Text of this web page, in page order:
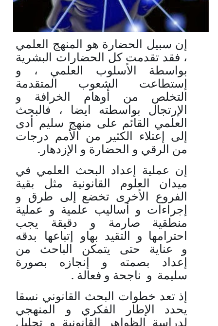
إن سبيل الحضارة هو المنهج العلمي
، فقد تقدمت كل الحضارات البشرية
بواسطة الأسلوب العلمي ، و
إستطاعت الشعوب المتقدمة
التخلص من أوهام الخرافة و
الإرتجال بواسطته ايضا ، فالبحث
العلمي القائم على منهج سليم أدى
إلى إعتلاء الكثير من الأمم درجات
من الرقي و الحضارة و الإزدهار.
إن عملية إعداد البحث العلمي في
ميدان
العلوم القانونية مثل
بقية
الفروع الأخرى تخضع إلى طرق و
إجراءات و أساليب علمية و عملية
منطقية
صارمة و دقيقة
يجب
احترامها و التقيد بهاو إتباعها بدقه
و
عناية حتى يتمكن الباحث
من
إعداد
بصمته و إنجازه
بصورة
سليمة و ناجحة و فعالة .
إذ تعد خطوات البحث القانوني نسقا
يحدد الإطار الفكري و المنهجي
لدراسة الظواهر القانونية و تحليل